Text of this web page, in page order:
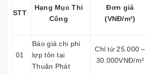
STT
Hạng Mục Thi
Công
Đơn giá
(VNĐ/m²)
01
Báo giá chi phí
lợp tôn tại
Thuận Phát
Chỉ từ 25.000 –
30.000VNĐ/m²